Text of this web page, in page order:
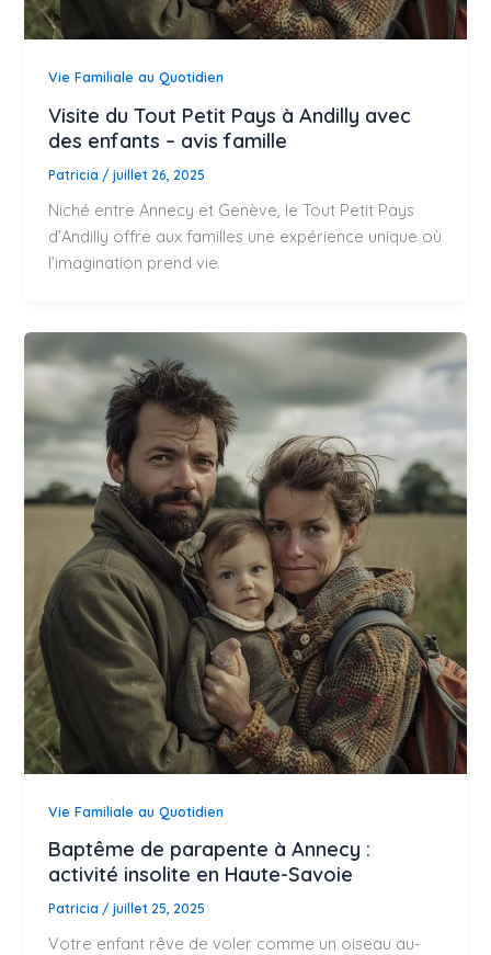
Vie Familiale au Quotidien
Visite du Tout Petit Pays à Andilly avec
des enfants – avis famille
Patricia /juillet 26, 2025
Niché entre Annecy et Genève, le Tout Petit Pays
d’Andilly offre aux familles une expérience unique où
l’imagination prend vie
Vie Familiale au Quotidien
Baptême de parapente à Annecy :
activité insolite en Haute-Savoie
Patricia /juillet 25, 2025
Votre enfant rêve de voler comme un oiseau au-